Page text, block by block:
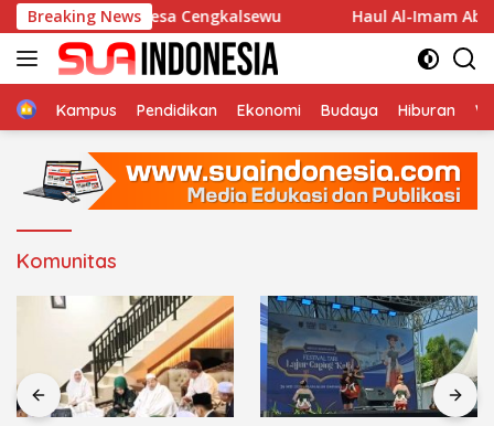
Langsung
ke
konten
Breaking News
An-Nur Desa Cengkalsewu Haul Al-Imam Abul
HomeKampus Pendidikan Ekonomi Budaya Hiburan
Komunitas